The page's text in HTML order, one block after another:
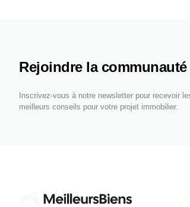
Rejoindre la
Inscrivez-vous à notre newsletter pour recevoir
meilleurs conseils pour votre projet immobilier.